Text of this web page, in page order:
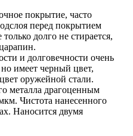
покрытие, часто
перед покрытием
долго не стирается,
и долговечности очень
имеет черный цвет,
оружейной стали.
металла драгоценным
Чистота нанесенного
Наносится двумя